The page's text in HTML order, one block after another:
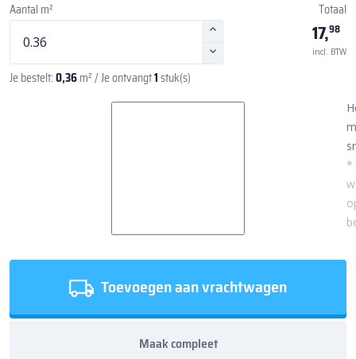
Aantal m²
Je bestelt:0,36m²/ Je ontvangt1stuk(s)
Totaal
17,98
incl. BTW
*
Toevoegen aan vrachtwagen
Maak compleet